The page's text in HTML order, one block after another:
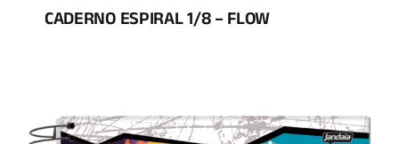
CADERNO ESPIRAL 1/8 – FLOW